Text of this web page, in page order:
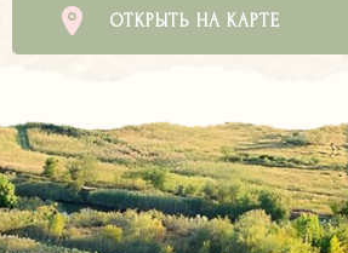
ОТКРЫТЬ НА КАРТЕ